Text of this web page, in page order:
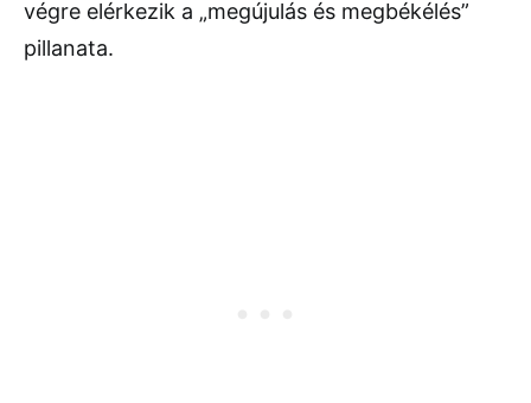
végre elérkezik a „megújulás és megbékélés”
pillanata.